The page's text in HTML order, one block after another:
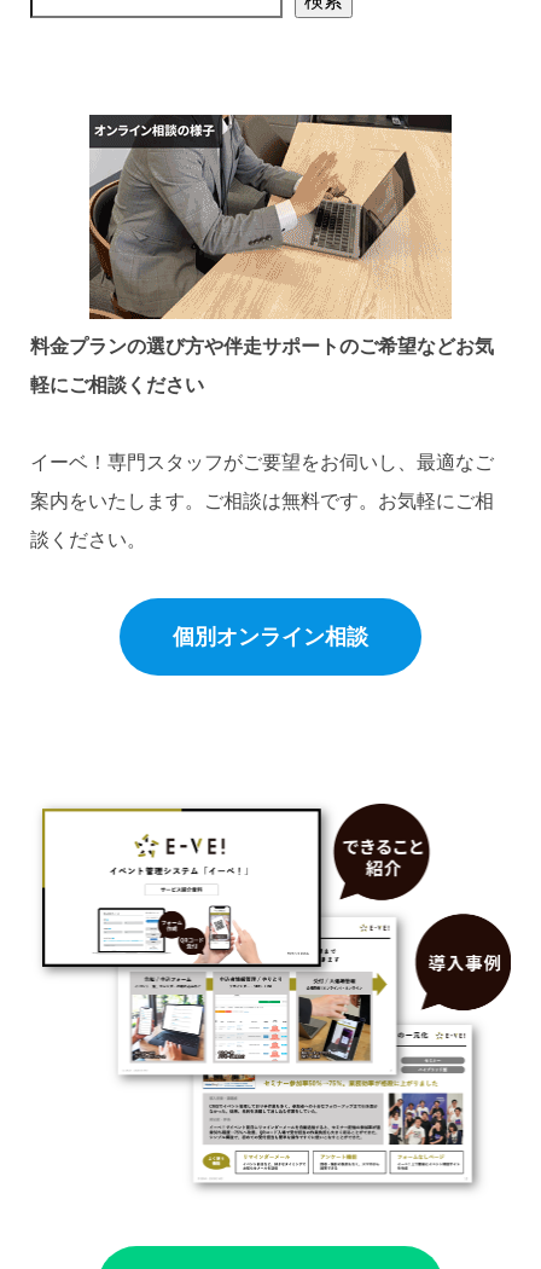
料金プランの選び方や伴走サポートのご希望などお気
軽にご相談ください
イーベ！専門スタッフがご要望をお伺いし、最適なご
案内をいたします。ご相談は無料です。お気軽にご相
談ください。
個別オンライン相談